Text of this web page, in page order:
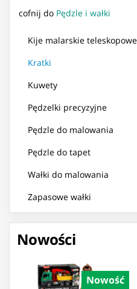
cofnij do Pędzle i wałki
Kije malarskie teleskopowe
Kratki
Kuwety
Pędzelki precyzyjne
Pędzle do malowania
Pędzle do tapet
Wałki do malowania
Zapasowe wałki
Nowości
Nowość